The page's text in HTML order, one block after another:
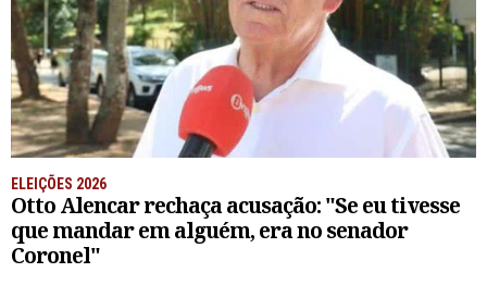
ELEIÇÕES 2026
Otto Alencar rechaça acusação: "Se eu tivesse
que mandar em alguém, era no senador
Coronel"